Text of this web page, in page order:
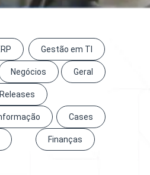
Gestão em TI
Negócios Geral
Releases
Cases
Finanças